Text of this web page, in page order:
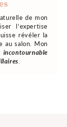
de mon
l’expertise
révéler la
au salon. Mon
incontournable